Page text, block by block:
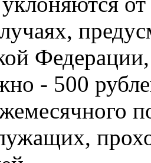
- 500